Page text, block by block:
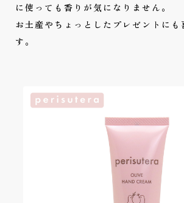
に使っても香りが気になりません。
お土産やちょっとしたプレゼントにも
す。